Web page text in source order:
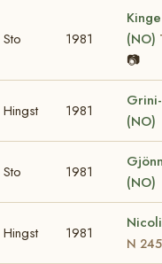
Sto 1981
(NO)
📷
Hingst 1981
(NO)
Sto 1981
(NO)
Hingst 1981
N